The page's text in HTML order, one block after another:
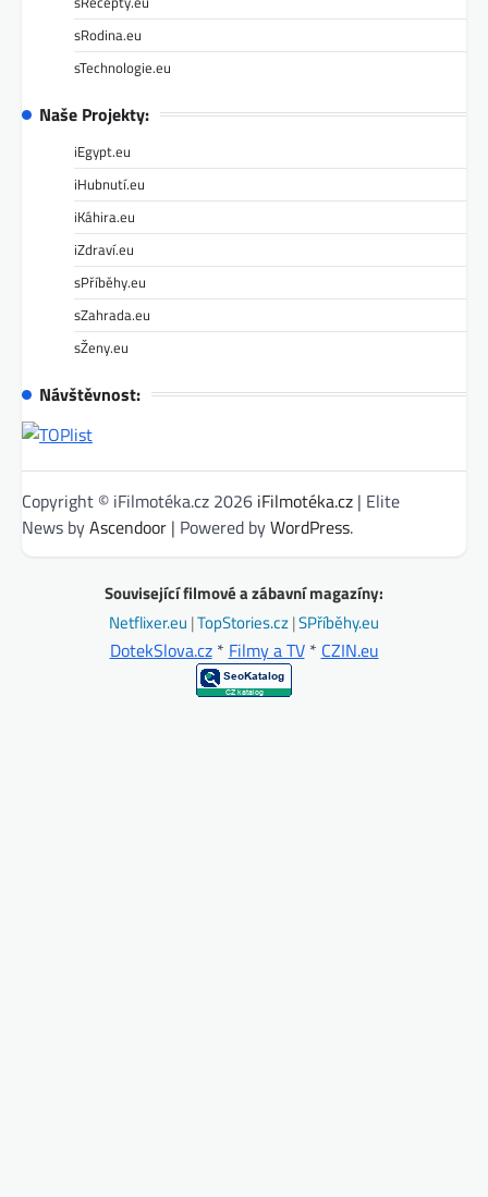
sRodina.eu
sTechnologie.eu
Naše Projekty:
iEgypt.eu
iHubnutí.eu
iKáhira.eu
iZdraví.eu
sPříběhy.eu
sZahrada.eu
sŽeny.eu
Návštěvnost:
Copyright © iFilmotéka.cz 2026 iFilmotéka.cz | Elite
News byAscendoor | Powered byWordPress.
Související filmové a zábavní magazíny:
Netflixer.eu |TopStories.cz|SPříběhy.eu
DotekSlova.cz* Filmy a TV* CZIN.eu